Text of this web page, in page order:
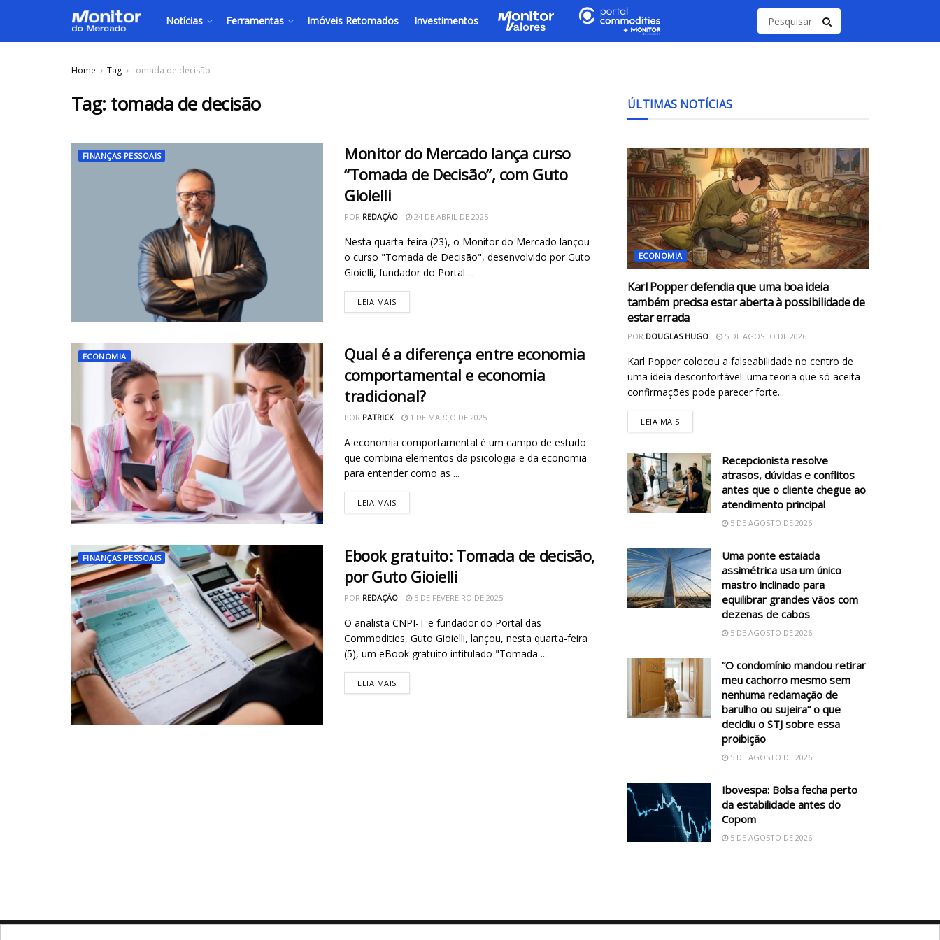
Notícias Ferramentas Imóveis Retomados Investimentos
Home Tag tomada de decisão
Tag: tomada de decisão
FINANÇAS PESSOAIS
Monitor do Mercado lança curso
“Tomada de Decisão”, com Guto
Gioielli
POR REDAÇÃO 24 DE ABRIL DE 2025
Nesta quarta-feira (23), o Monitor do Mercado lançou
o curso "Tomada de Decisão", desenvolvido por Guto
Gioielli, fundador do Portal ...
LEIA MAIS
ECONOMIA
Qual é a diferença entre economia
comportamental e economia
tradicional?
POR PATRICK 1 DE MARÇO DE 2025
A economia comportamental é um campo de estudo
que combina elementos da psicologia e da economia
para entender como as ...
LEIA MAIS
FINANÇAS PESSOAIS
Ebook gratuito: Tomada de decisão,
por Guto Gioielli
POR REDAÇÃO 5 DE FEVEREIRO DE 2025
O analista CNPI-T e fundador do Portal das
Commodities, Guto Gioielli, lançou, nesta quarta-feira
(5), um eBook gratuito intitulado "Tomada ...
LEIA MAIS
ÚLTIMAS NOTÍCIAS
ECONOMIA
Karl Popper defendia que uma boa ideia
também precisa estar aberta à possibilidade de
estar errada
POR DOUGLAS HUGO 5 DE AGOSTO DE 2026
Karl Popper colocou a falseabilidade no centro de
uma ideia desconfortável: uma teoria que só aceita
confirmações pode parecer forte...
LEIA MAIS
Recepcionista resolve
atrasos, dúvidas e conflitos
antes que o cliente chegue ao
atendimento principal
5 DE AGOSTO DE 2026
Uma ponte estaiada
assimétrica usa um único
mastro inclinado para
equilibrar grandes vãos com
dezenas de cabos
5 DE AGOSTO DE 2026
“O condomínio mandou retirar
meu cachorro mesmo sem
nenhuma reclamação de
barulho ou sujeira” o que
decidiu o STJ sobre essa
proibição
5 DE AGOSTO DE 2026
Ibovespa: Bolsa fecha perto
da estabilidade antes do
Copom
5 DE AGOSTO DE 2026